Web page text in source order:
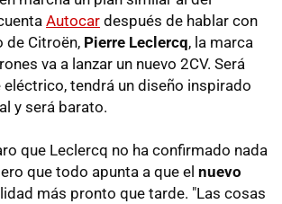
Autocar después de hablar con
de Citroën, Pierre Leclercq, la marca
va a lanzar un nuevo 2CV. Será
tendrá un diseño inspirado
y será barato.
que Leclercq no ha confirmado nada
que todo apunta a que el nuevo
más pronto que tarde. "Las cosas